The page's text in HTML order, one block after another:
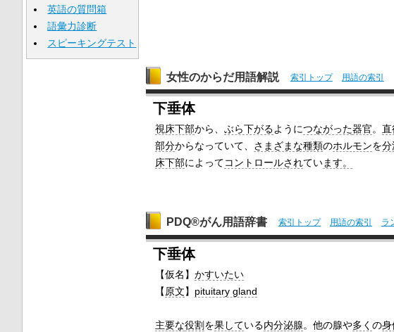
女性のからだ用語解説 索引トップ 用語の索引
下垂体
視床下部から、 ぶら下がるようにつながった器官。 直
部分からなっていて、 さまざまな種類のホルモンを分
床下部によってコントロールされています。
PDQ®がん用語辞書 索引トップ 用語の索引 ラ
下垂体
【仮名】 かすいたい
【原文】 pituitary gland
主要な役割 を果している内分泌腺。他の腺や多く の身
英語の質問箱
語彙力診断
スピーキングテスト